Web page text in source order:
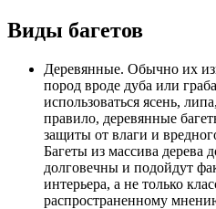
Виды багетов
Деревянные. Обычно их
пород вроде дуба или
использоваться ясень,
правило, деревянные
защиты от влаги и
Багеты из массива дерева
долговечны и подойдут
интерьера, а не только
распространенному